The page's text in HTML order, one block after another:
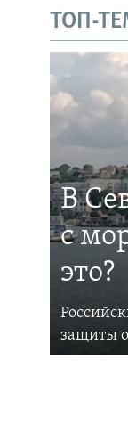
ТОП-
В
с
это?
защиты